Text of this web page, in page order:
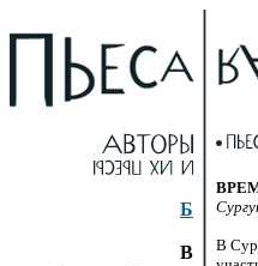
Б
В
В